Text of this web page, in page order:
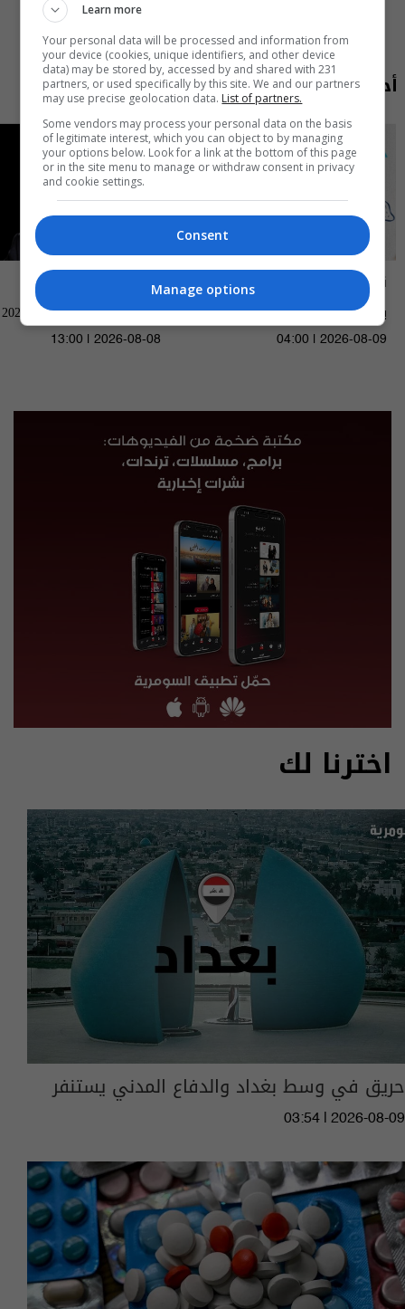
أحدث الحلقات
ناس وناس
بغداد الصدرية - ناس وناس م٩ -
الحلقة ٩٦ | الموسم 9
04:00 | 2026-08-09
العراق في دقيقة
العراق في دقيقة 08-08-2026 | 2026
13:00 | 2026-08-08
اخترنا لك
حريق في وسط بغداد والدفاع المدني يستنفر
03:54 | 2026-08-09
Learn more
Your personal data will be processed and information from
your device (cookies, unique identifiers, and other device
data) may be stored by, accessed by and shared with 231
partners, or used specifically by this site. We and our partners
may use precise geolocation data. List of partners.
Some vendors may process your personal data on the basis
of legitimate interest, which you can object to by managing
your options below. Look for a link at the bottom of this page
or in the site menu to manage or withdraw consent in privacy
and cookie settings.
Consent
Manage options